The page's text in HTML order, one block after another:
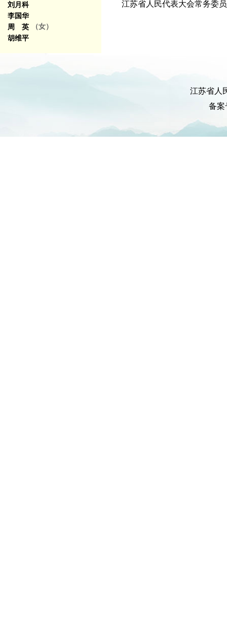
刘月科
李国华
周 英
（女）
胡维平
江苏省人民代表大会常务委
江苏省人
备案